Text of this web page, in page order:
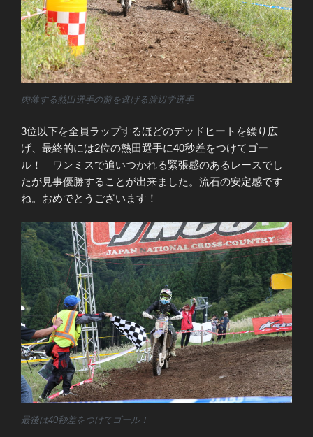
肉薄する熱田選手の前を逃げる渡辺学選手
3位以下を全員ラップするほどのデッドヒートを繰り広
げ、最終的には2位の熱田選手に40秒差をつけてゴー
ル！ ワンミスで追いつかれる緊張感のあるレースでし
たが見事優勝することが出来ました。流石の安定感です
ね。おめでとうございます！
最後は40秒差をつけてゴール！